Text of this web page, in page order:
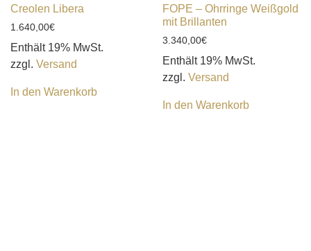
Creolen Libera
1.640,00€
Enthält 19% MwSt.
zzgl. Versand
In den Warenkorb
FOPE – Ohrringe Weißgold
mit Brillanten
3.340,00€
Enthält 19% MwSt.
zzgl. Versand
In den Warenkorb